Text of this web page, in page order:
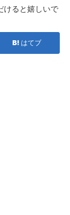
けると嬉しいで
はてブ